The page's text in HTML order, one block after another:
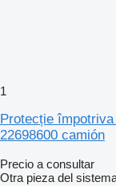
1
Protecție
22698600 camión
Precio a consultar
Otra pieza del